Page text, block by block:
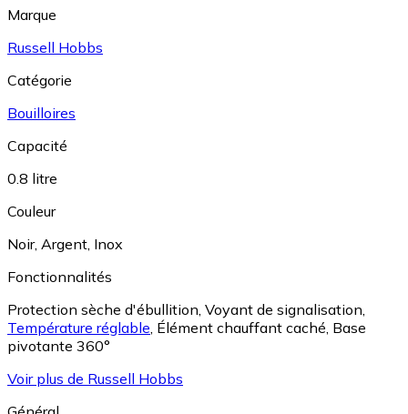
Marque
Russell Hobbs
Catégorie
Bouilloires
Capacité
0.8 litre
Couleur
Noir, Argent, Inox
Fonctionnalités
Protection sèche d'ébullition, Voyant de signalisation,
Température réglable, Élément chauffant caché, Base
pivotante 360°
Voir plus de Russell Hobbs